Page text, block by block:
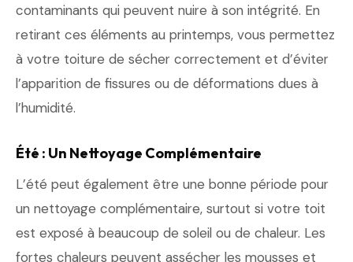
contaminants qui peuvent nuire à son intégrité. En
retirant ces éléments au printemps, vous permettez
à votre toiture de sécher correctement et d’éviter
l’apparition de fissures ou de déformations dues à
l’humidité.
Été : Un Nettoyage Complémentaire
L’été peut également être une bonne période pour
un nettoyage complémentaire, surtout si votre toit
est exposé à beaucoup de soleil ou de chaleur. Les
fortes chaleurs peuvent assécher les mousses et